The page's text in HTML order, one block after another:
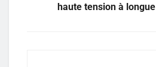
haute tension à